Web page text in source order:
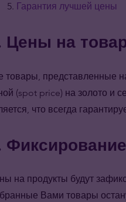
Гарантия лучшей цены
Цены на
товары, представленные
(spot price) на золото и
что всегда
на продукты будут
Вами товары